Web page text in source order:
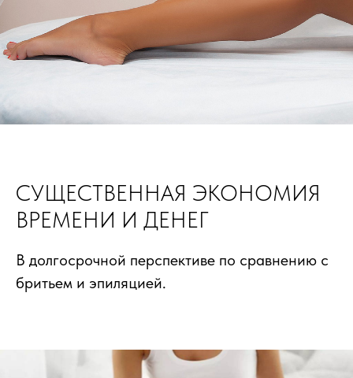
СУЩЕСТВЕННАЯ ЭКОНОМИЯ
ВРЕМЕНИ И ДЕНЕГ
В долгосрочной перспективе по сравнению с
бритьем и эпиляцией.